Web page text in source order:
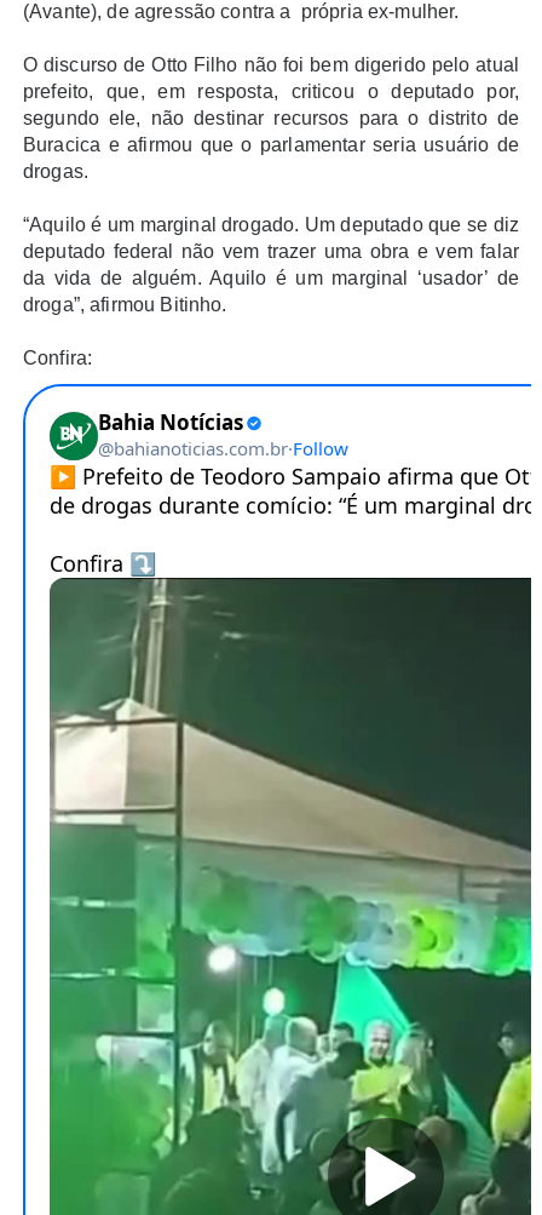
(Avante), de agressão contra a própria ex-mulher.
O discurso de Otto Filho não foi bem digerido pelo atual
prefeito, que, em resposta, criticou o deputado por,
segundo ele, não destinar recursos para o distrito de
Buracica e afirmou que o parlamentar seria usuário de
drogas.
“Aquilo é um marginal drogado. Um deputado que se diz
deputado federal não vem trazer uma obra e vem falar
da vida de alguém. Aquilo é um marginal ‘usador’ de
droga”, afirmou Bitinho.
Confira: